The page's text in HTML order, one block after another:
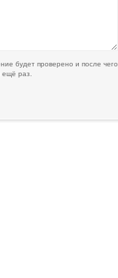
будет проверено и после чего
раз.